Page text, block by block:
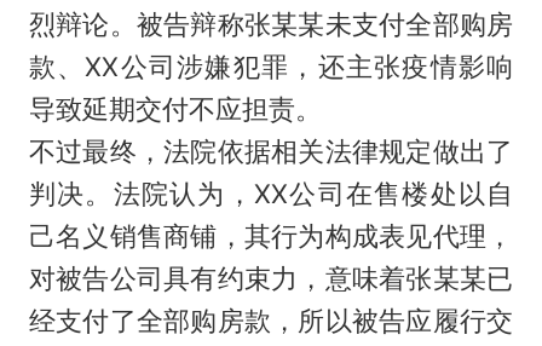
烈辩论。被告辩称张某某未支付全部购房
款、XX公司涉嫌犯罪，还主张疫情影响
导致延期交付不应担责。
不过最终，法院依据相关法律规定做出了
判决。法院认为，XX公司在售楼处以自
己名义销售商铺，其行为构成表见代理，
对被告公司具有约束力，意味着张某某已
经支付了全部购房款，所以被告应履行交